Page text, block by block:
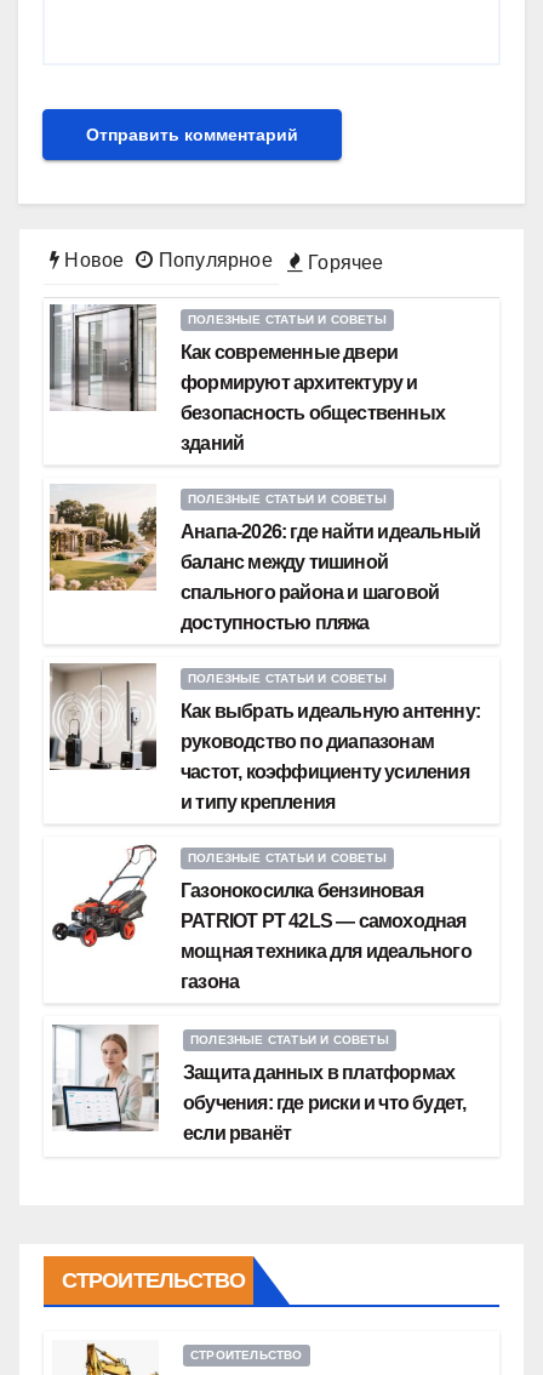
Новое Популярное Горячее
ПОЛЕЗНЫЕ СТАТЬИ И СОВЕТЫ
Как современные двери
формируют архитектуру и
безопасность общественных
зданий
ПОЛЕЗНЫЕ СТАТЬИ И СОВЕТЫ
Анапа-2026: где найти идеальный
баланс между тишиной
спального района и шаговой
доступностью пляжа
ПОЛЕЗНЫЕ СТАТЬИ И СОВЕТЫ
Как выбрать идеальную антенну:
руководство по диапазонам
частот, коэффициенту усиления
и типу крепления
ПОЛЕЗНЫЕ СТАТЬИ И СОВЕТЫ
Газонокосилка бензиновая
PATRIOT PT 42LS — самоходная
мощная техника для идеального
газона
ПОЛЕЗНЫЕ СТАТЬИ И СОВЕТЫ
Защита данных в платформах
обучения: где риски и что будет,
если рванёт
СТРОИТЕЛЬСТВО
СТРОИТЕЛЬСТВО